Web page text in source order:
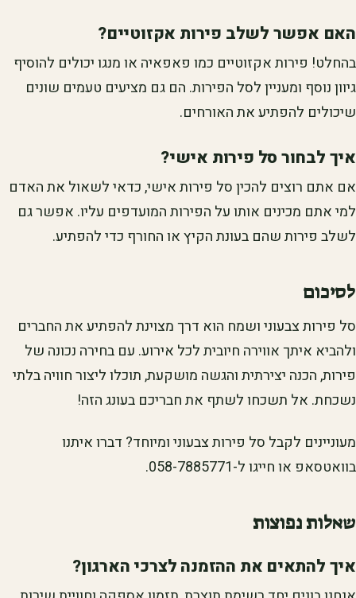
האם אפשר לשלב פירות אקזוטיים?
בהחלט! פירות אקזוטיים כמו פאפאיה או מנגו יכולים להוסיף
גיוון נוסף ומעניין לסל הפירות. הם גם מציעים טעמים שונים
שיכולים להפתיע את האורחים.
איך לבחור סל פירות אישי?
אם אתם רוצים להכין סל פירות אישי, כדאי לשאול את האדם
למי אתם מכינים אותו על הפירות המועדפים עליו. אפשר גם
לשלב פירות שהם בעונת הקיץ או החורף כדי להפתיע.
לסיכום
סל פירות צבעוני ושמח הוא דרך מצוינת להפתיע את החברים
ולהביא איתך אווירה חיובית לכל אירוע. עם בחירה נכונה של
פירות, הכנה יצירתית והגשה מושקעת, תוכלו ליצור חוויה בלתי
נשכחת. אל תשכחו לשתף את חבריכם בעונג הזה!
מעוניינים לקבל סל פירות צבעוני ומיוחד? דברו איתנו
בוואטסאפ או חייגו ל-058-7885771.
שאלות נפוצות
איך להתאים את ההזמנה לצרכי הארגון?